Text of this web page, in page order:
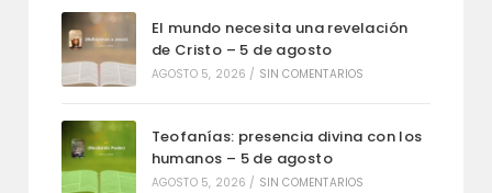
El mundo necesita una revelación
de Cristo – 5 de agosto
AGOSTO 5, 2026 / SIN COMENTARIOS
Teofanías: presencia divina con los
humanos – 5 de agosto
AGOSTO 5, 2026 / SIN COMENTARIOS